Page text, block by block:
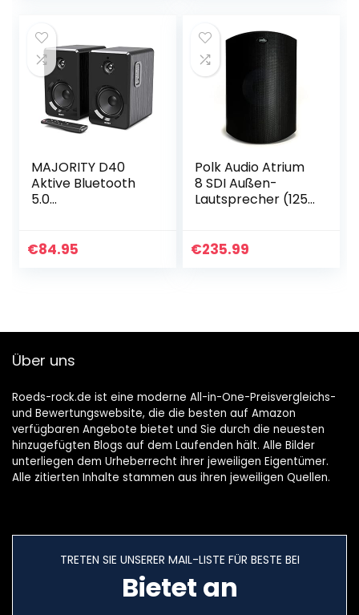
MAJORITY D40
Aktive Bluetooth
5.0
Lautsprecher | 2.0
€84.95
Polk Audio Atrium
8 SDI Außen-
Lautsprecher (125
€235.99
Über uns
Roeds-rock.de ist eine moderne All-in-One-Preisvergleichs-
und Bewertungswebsite, die die besten auf Amazon
verfügbaren Angebote bietet und Sie durch die neuesten
hinzugefügten Blogs auf dem Laufenden hält. Alle Bilder
unterliegen dem Urheberrecht ihrer jeweiligen Eigentümer.
Alle zitierten Inhalte stammen aus ihren jeweiligen Quellen.
TRETEN SIE UNSERER MAIL-LISTE FÜR BESTE BEI
Bietet an